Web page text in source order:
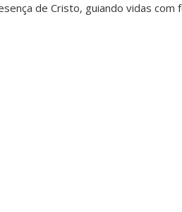
de Cristo, guiando vidas com